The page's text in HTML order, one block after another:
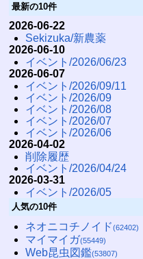
最新の10件
2026-06-22
Sekizuka/新農薬
2026-06-10
イベント/2026/06/23
2026-06-07
イベント/2026/09/11
イベント/2026/09
イベント/2026/08
イベント/2026/07
イベント/2026/06
2026-04-02
削除履歴
イベント/2026/04/24
2026-03-31
イベント/2026/05
人気の10件
ネオニコチノイド(62402)
マイマイガ(55449)
Web昆虫図鑑(53807)